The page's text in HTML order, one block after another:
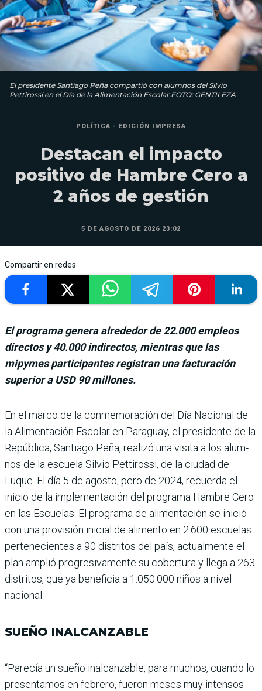
El presidente Santiago Peña compartió con alumnos del Silvio
Pettirossi en el Día de la Alimentación Escolar.FOTO: GENTILEZA
POLÍTICA - EDICIÓN IMPRESA
Destacan el impacto
positivo de Hambre Cero a
2 años de gestión
5 DE AGOSTO DE 2026 23:02
Compartir en redes
El programa genera alrededor de 22.000 empleos
directos y 40.000 indirectos, mientras que las
mipymes participantes registran una facturación
superior a USD 90 millones.
En el marco de la con­memoración del Día Nacional de
la Ali­mentación Escolar en Para­guay, el presidente de la
República, Santiago Peña, realizó una visita a los alum­
nos de la escuela Silvio Petti­rossi, de la ciudad de
Luque. El día 5 de agosto, pero de 2024, recuerda el
inicio de la implementación del pro­grama Hambre Cero
en las Escuelas. El programa de alimentación se inició
con una provisión inicial de alimento en 2.600 escue­las
pertenecientes a 90 dis­tritos del país, actualmente el
plan amplió progresiva­mente su cobertura y llega a 263
distritos, que ya benefi­cia a 1.050.000 niños a nivel
nacional.
SUEÑO INALCANZABLE
“Parecía un sueño inalcan­zable, para muchos, cuando lo
presentamos en febrero, fueron meses muy intensos